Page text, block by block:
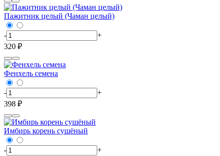
Пажитник целый (Чаман целый)
-
+
320 ₽
Фенхель семена
-
+
398 ₽
Имбирь корень сушёный
-
+